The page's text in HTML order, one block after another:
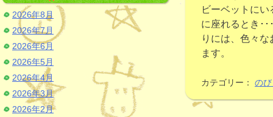
ビーベットに
に座れるとき･
りには、色々
ます。
カテゴリー： の
2026年8月
2026年7月
2026年6月
2026年5月
2026年4月
2026年3月
2026年2月